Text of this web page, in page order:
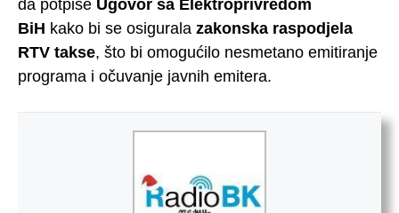
da potpiše Ugovor sa Elektroprivredom
BiH kako bi se osigurala zakonska raspodjela
RTV takse, što bi omogućilo nesmetano emitiranje
programa i očuvanje javnih emitera.